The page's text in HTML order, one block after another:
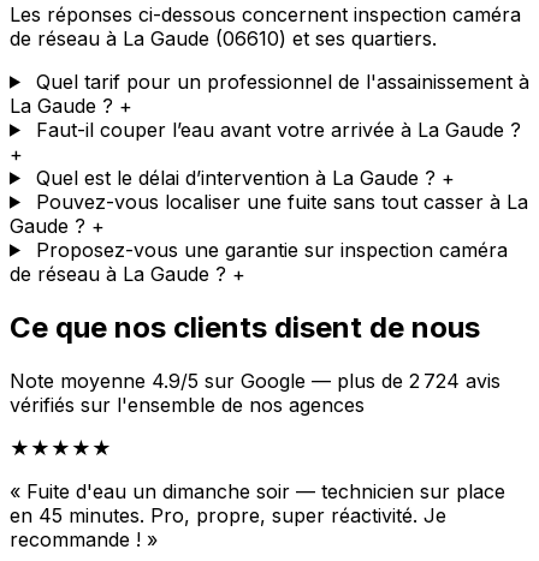
Les réponses ci-dessous concernent inspection caméra
de réseau à La Gaude (06610) et ses quartiers.
Quel tarif pour un professionnel de l'assainissement à
La Gaude ? +
Faut-il couper l’eau avant votre arrivée à La Gaude ?
+
Quel est le délai d’intervention à La Gaude ? +
Pouvez-vous localiser une fuite sans tout casser à La
Gaude ? +
Proposez-vous une garantie sur inspection caméra
de réseau à La Gaude ? +
Ce que nos clients disent de nous
Note moyenne 4.9/5 sur Google — plus de 2 724 avis
vérifiés sur l'ensemble de nos agences
★★★★★
« Fuite d'eau un dimanche soir — technicien sur place
en 45 minutes. Pro, propre, super réactivité. Je
recommande ! »